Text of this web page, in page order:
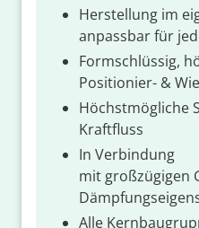
Herstellung im
anpassbar für
Formschlüssig,
Positionier- &
Höchstmögliche
Kraftfluss​
In Verbindung
mit großzügigen
Alle